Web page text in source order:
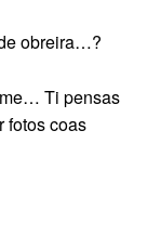
obreira…?
Ti pensas
fotos coas